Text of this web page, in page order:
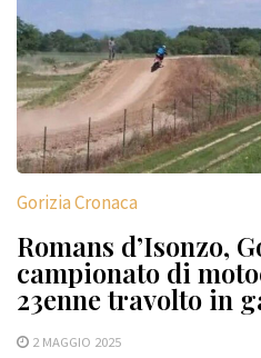
Gorizia Cronaca
Romans d’Isonzo,
campionato di
23enne travolto in
2 MAGGIO 2025